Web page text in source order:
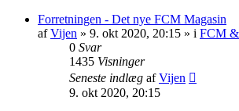
Forretningen - Det nye FCM Magasin
afVijen » 9. okt 2020, 20:15 » i FCM
0 Svar
1435 Visninger
Seneste indlæg afVijen
9. okt 2020, 20:15